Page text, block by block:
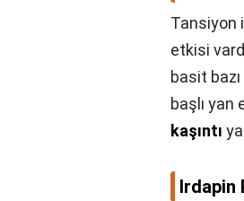
Tansiyon
etkisi
basit
başlı yan
kaşıntı
Irdapin